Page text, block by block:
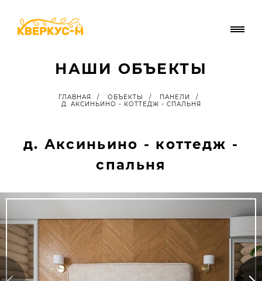
НАШИ ОБЪЕКТЫ
ГЛАВНАЯ / ОБЪЕКТЫ / ПАНЕЛИ
/
Д. АКСИНЬИНО - КОТТЕДЖ - СПАЛЬНЯ
д. Аксиньино - коттедж -
спальня